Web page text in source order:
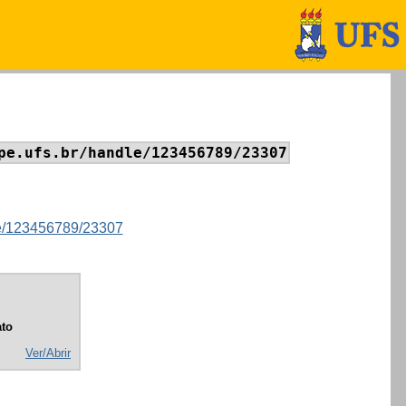
handle/123456789/23307
123456789/23307
Ver/Abrir